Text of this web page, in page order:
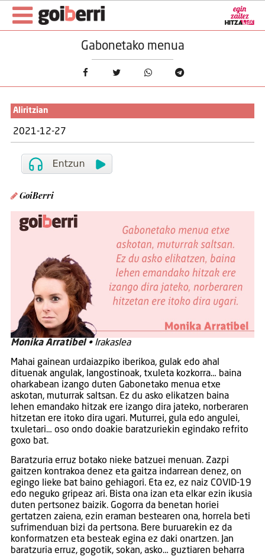
Gabonetako menua
Aliritzian
2021-12-27
GoiBerri
Monika Arratibel• Irakaslea
Mahai gainean urdaiazpiko iberikoa, gulak edo ahal
dituenak angulak, langostinoak, txuleta kozkorra… baina
oharkabean izango duten Gabonetako menua etxe
askotan, muturrak saltsan. Ez du asko elikatzen baina
lehen emandako hitzak ere izango dira jateko, norberaren
hitzetan ere itoko dira ugari. Muturrei, gula edo angulei,
txuletari… oso ondo doakie baratzuriekin egindako refrito
goxo bat.
Baratzuria erruz botako nieke batzuei menuan. Zazpi
gaitzen kontrakoa denez eta gaitza indarrean denez, on
egingo lieke bat baino gehiagori. Eta ez, ez naiz COVID-19
edo neguko gripeaz ari. Bista ona izan eta elkar ezin ikusia
duten pertsonez baizik. Gogorra da benetan horiei
gertatzen zaiena, ezin eraman bestearen ona, horrela beti
sufrimenduan bizi da pertsona. Bere buruarekin ez da
konformatzen eta besteak egina ez daki onartzen. Jan
baratzuria erruz, gogotik, sokan, asko… guztiaren beharra